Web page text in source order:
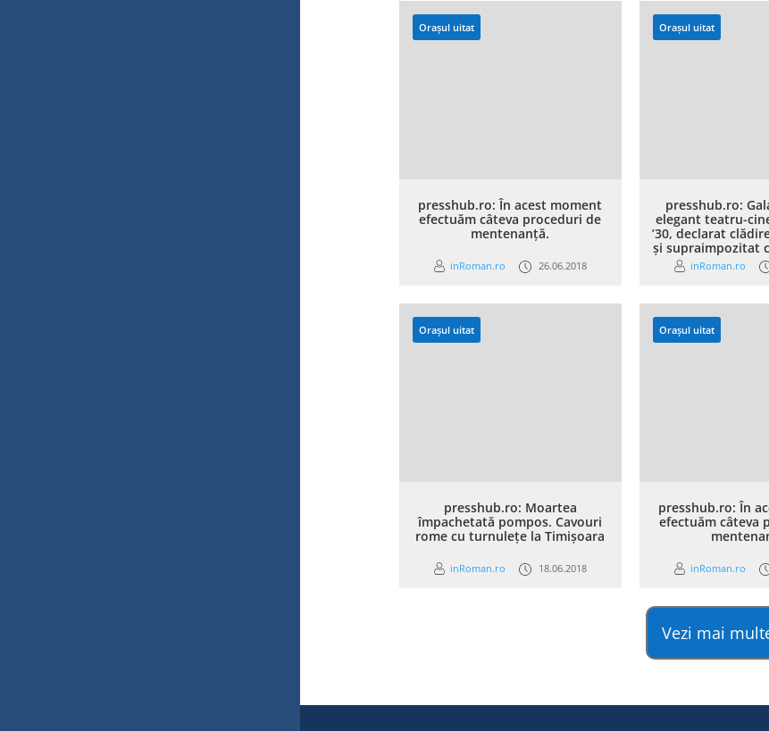
Orașul uitat
presshub.ro: În acest moment
efectuăm câteva proceduri de
mentenanță.
inRoman.ro 26.06.2018
Orașul uitat
presshub.ro:
elegant teatru-
’30, declarat
şi supraimpozitat
inRoman.ro
Orașul uitat
presshub.ro: Moartea
împachetată pompos. Cavouri
rome cu turnulețe la Timișoara
inRoman.ro 18.06.2018
Orașul uitat
presshub.ro: În
efectuăm câteva
inRoman.ro
Vezi mai